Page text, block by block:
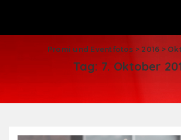
Promi und Eventfotos > 2016 >
Tag: 7. Oktober